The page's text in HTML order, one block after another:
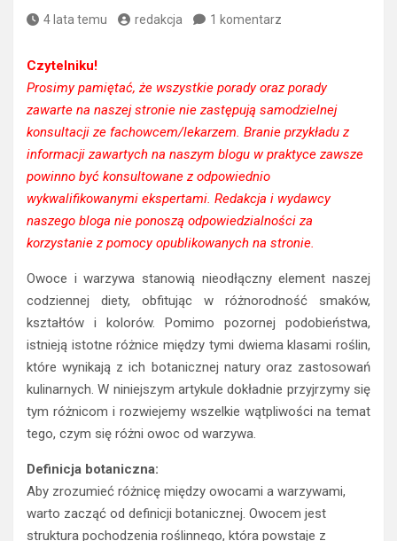
4 lata temu redakcja 1 komentarz
Czytelniku!
Prosimy pamiętać, że wszystkie porady oraz porady
zawarte na naszej stronie nie zastępują samodzielnej
konsultacji ze fachowcem/lekarzem. Branie przykładu z
informacji zawartych na naszym blogu w praktyce zawsze
powinno być konsultowane z odpowiednio
wykwalifikowanymi ekspertami. Redakcja i wydawcy
naszego bloga nie ponoszą odpowiedzialności za
korzystanie z pomocy opublikowanych na stronie.
Owoce i warzywa stanowią nieodłączny element naszej
codziennej diety, obfitując w różnorodność smaków,
kształtów i kolorów. Pomimo pozornej podobieństwa,
istnieją istotne różnice między tymi dwiema klasami roślin,
które wynikają z ich botanicznej natury oraz zastosowań
kulinarnych. W niniejszym artykule dokładnie przyjrzymy się
tym różnicom i rozwiejemy wszelkie wątpliwości na temat
tego, czym się różni owoc od warzywa.
Definicja botaniczna:
Aby zrozumieć różnicę między owocami a warzywami,
warto zacząć od definicji botanicznej. Owocem jest
struktura pochodzenia roślinnego, która powstaje z